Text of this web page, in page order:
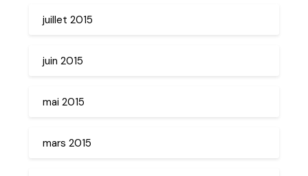
juillet 2015
juin 2015
mai 2015
mars 2015